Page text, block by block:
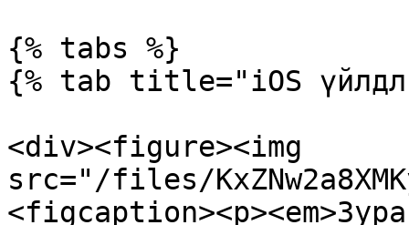
{% tabs %}
{% tab title="iOS
<div><figure><img
src="/files/